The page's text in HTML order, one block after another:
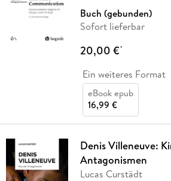
Buch (gebunden)
Sofort lieferbar
20,00 €*
Ein weiteres Format
eBook epub
16,99 €
Denis Villeneuve:
Antagonismen
Lucas Curstädt